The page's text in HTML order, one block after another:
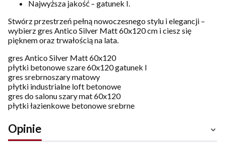
Najwyższa jakość – gatunek I.
Stwórz przestrzeń pełną nowoczesnego stylu i elegancji –
wybierz gres Antico Silver Matt 60x120 cm i ciesz się
pięknem oraz trwałością na lata.
gres Antico Silver Matt 60x120
płytki betonowe szare 60x120 gatunek I
gres srebrnoszary matowy
płytki industrialne loft betonowe
gres do salonu szary mat 60x120
płytki łazienkowe betonowe srebrne
Opinie